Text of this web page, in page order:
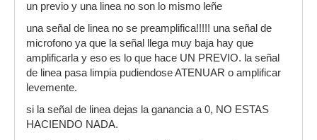
un previo y una linea no son lo mismo leñe
una señal de linea no se preamplifica!!!!! una señal de
microfono ya que la señal llega muy baja hay que
amplificarla y eso es lo que hace UN PREVIO. la señal
de linea pasa limpia pudiendose ATENUAR o amplificar
levemente.
si la señal de linea dejas la ganancia a 0, NO ESTAS
HACIENDO NADA.